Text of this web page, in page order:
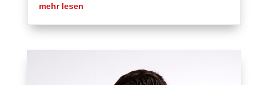
mehr lesen